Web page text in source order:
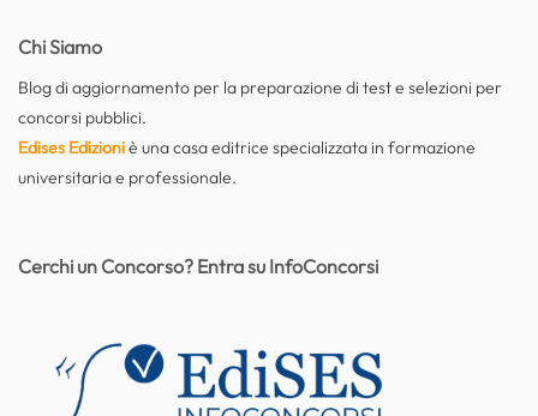
Chi Siamo
Blog di aggiornamento per la preparazione di test e selezioni per
concorsi pubblici.
Edises Edizioniè una casa editrice specializzata in formazione
universitaria e professionale.
Cerchi un Concorso? Entra su InfoConcorsi